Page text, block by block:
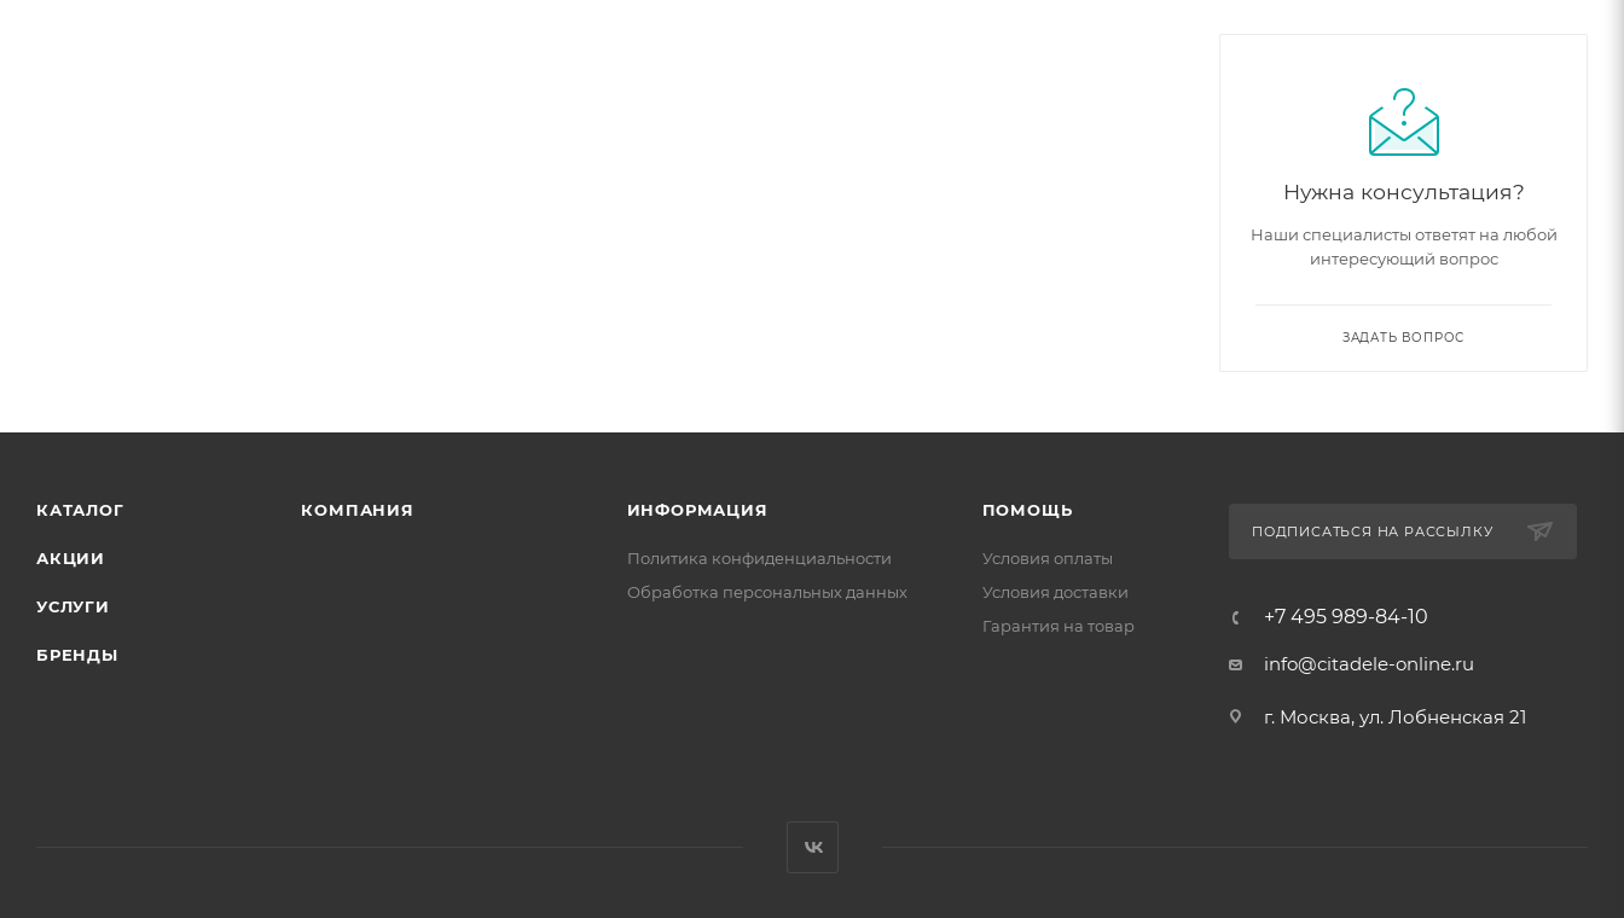
Нужна консультация?
Наши специалисты ответят на любой
интересующий вопрос
ЗАДАТЬ ВОПРОС
КАТАЛОГ
АКЦИИ
УСЛУГИ
БРЕНДЫ
КОМПАНИЯ ИНФОРМАЦИЯ
Политика конфиденциальности
Обработка персональных данных
ПОМОЩЬ
Условия оплаты
Условия доставки
Гарантия на товар
ПОДПИСАТЬСЯ НА РАССЫЛКУ
+7 495 989-84-10
info@citadele-online.ru
г. Москва, ул. Лобненская 21